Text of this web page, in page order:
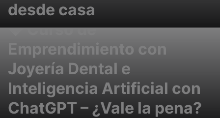
desde casa
💎 Curso de
Emprendimiento con
Joyería Dental e
Inteligencia Artificial con
ChatGPT – ¿Vale la pena?